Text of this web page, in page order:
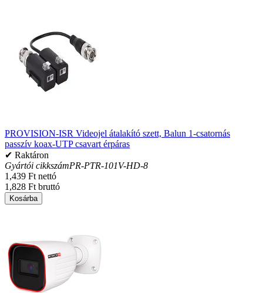
PROVISION-ISR Videojel átalakító szett, Balun 1-csatornás
passzív koax-UTP csavart érpáras
✔ Raktáron
Gyártói cikkszámPR-PTR-101V-HD-8
1,439 Ft nettó
1,828 Ft bruttó
Kosárba